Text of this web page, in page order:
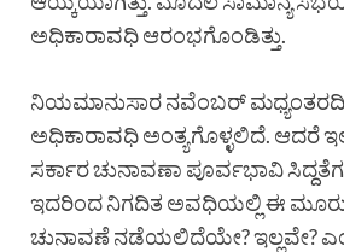
ಅಧಿಕಾರಾವಧಿ ಆರಂಭಗೊಂಡಿತ್ತು.
ನಿಯಮಾನುಸಾರ ನವೆಂಬರ್
ಅಧಿಕಾರಾವಧಿ ಅಂತ್ಯಗೊಳ್ಳಲಿದೆ. ಆದರೆ
ಸರ್ಕಾರ ಚುನಾವಣಾ ಪೂರ್ವಭಾವಿ
ಇದರಿಂದ ನಿಗದಿತ ಅವಧಿಯಲ್ಲಿ ಈ
ಚುನಾವಣೆ ನಡೆಯಲಿದೆಯೇ? ಇಲ್ಲವೇ?